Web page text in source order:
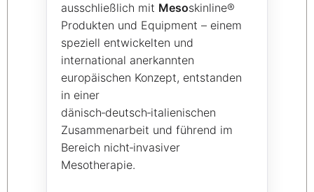
ausschließlich mit Mesoskinline®
Produkten und Equipment – einem
speziell entwickelten und
international anerkannten
europäischen Konzept, entstanden
in einer
dänisch‑deutsch‑italienischen
Zusammenarbeit und führend im
Bereich nicht‑invasiver
Mesotherapie.